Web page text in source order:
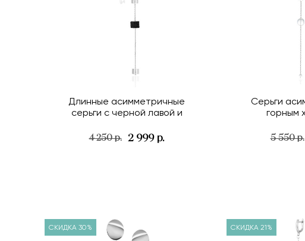
Длинные асимметричные
серьги с черной лавой и
4 250 р. 2 999 р.
Серьги
горным
5 550 р.
СКИДКА 30% СКИДКА 21%